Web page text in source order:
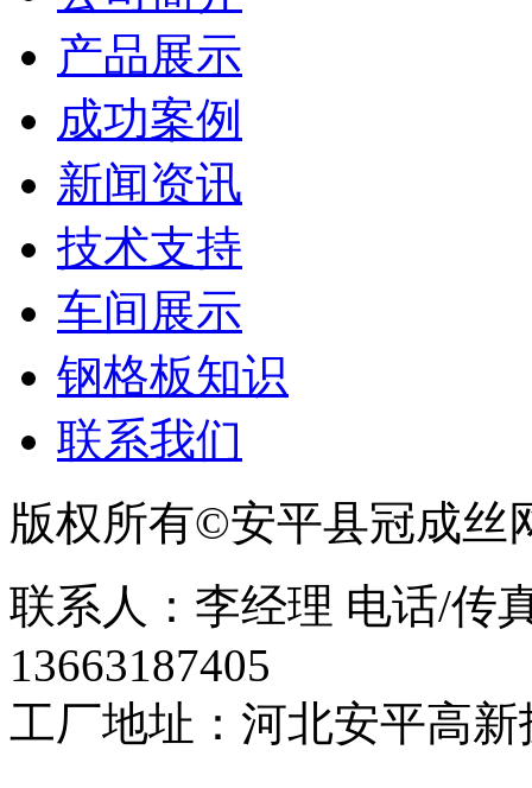
产品展示
成功案例
新闻资讯
技术支持
车间展示
钢格板知识
联系我们
版权所有©安平县冠成丝
联系人：李经理 电话/传
13663187405
工厂地址：河北安平高